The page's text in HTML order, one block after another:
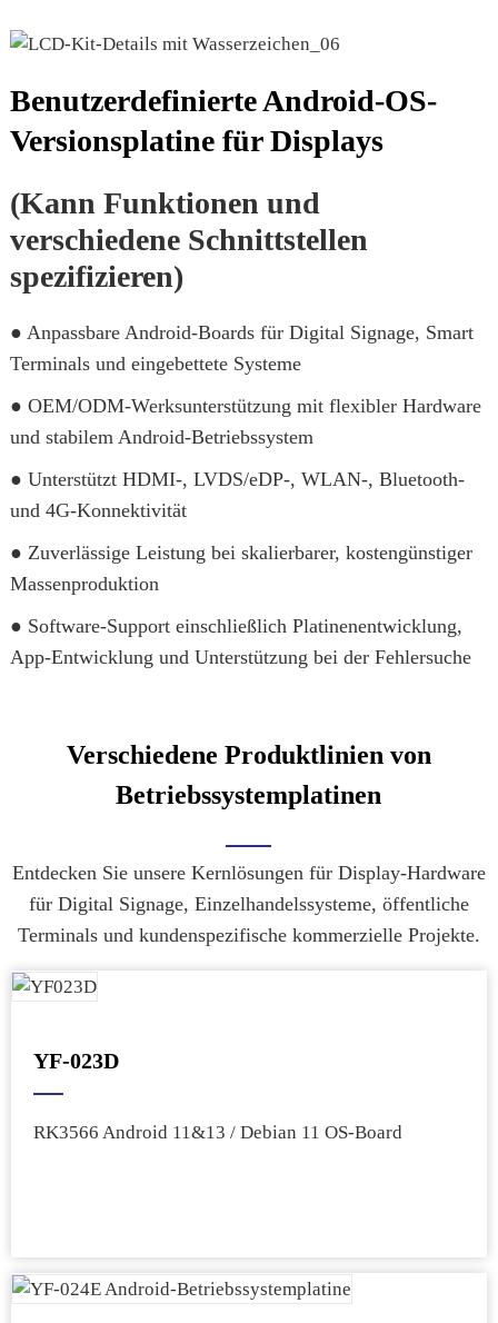
Benutzerdefinierte Android-OS-
Versionsplatine für Displays
(Kann Funktionen und
verschiedene Schnittstellen
spezifizieren)
● Anpassbare Android-Boards für Digital Signage, Smart
Terminals und eingebettete Systeme
● OEM/ODM-Werksunterstützung mit flexibler Hardware
und stabilem Android-Betriebssystem
● Unterstützt HDMI-, LVDS/eDP-, WLAN-, Bluetooth-
und 4G-Konnektivität
● Zuverlässige Leistung bei skalierbarer, kostengünstiger
Massenproduktion
● Software-Support einschließlich Platinenentwicklung,
App-Entwicklung und Unterstützung bei der Fehlersuche
Verschiedene Produktlinien von
Betriebssystemplatinen
Entdecken Sie unsere Kernlösungen für Display-Hardware
für Digital Signage, Einzelhandelssysteme, öffentliche
Terminals und kundenspezifische kommerzielle Projekte.
YF-023D
RK3566 Android 11&13 / Debian 11 OS-Board